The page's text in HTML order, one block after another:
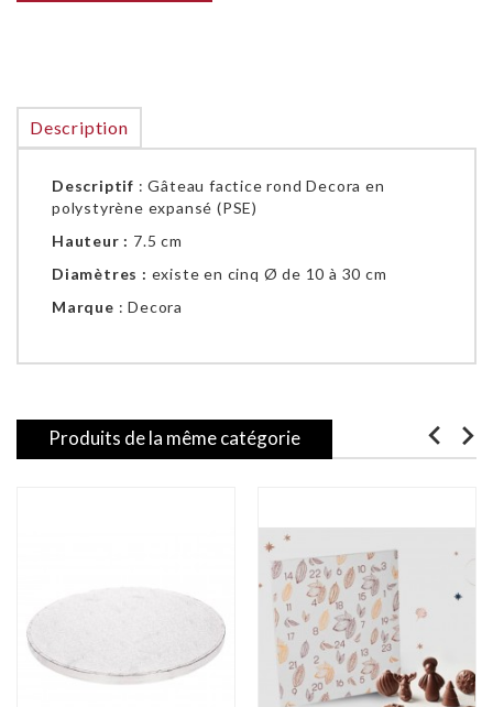
Description
Descriptif : Gâteau factice rond Decora en
polystyrène expansé (PSE)
Hauteur : 7.5 cm
Diamètres : existe en cinq Ø de 10 à 30 cm
Marque : Decora
Produits de la même catégorie